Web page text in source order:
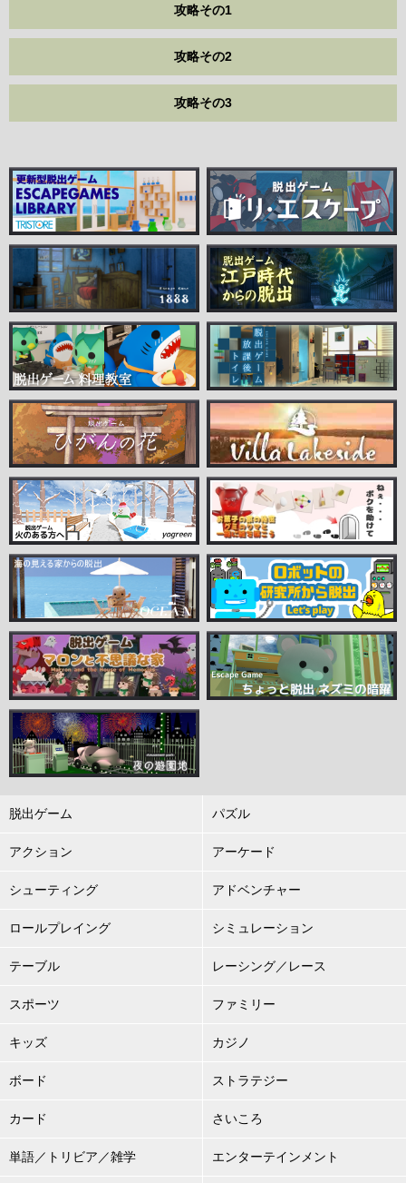
攻略その1
攻略その2
攻略その3
脱出ゲーム パズル
アクション アーケード
シューティング アドベンチャー
ロールプレイング シミュレーション
テーブル レーシング／レース
スポーツ ファミリー
キッズ カジノ
ボード ストラテジー
カード さいころ
単語／トリビア／雑学 エンターテインメント